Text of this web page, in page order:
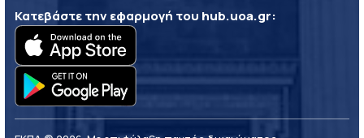
Κατεβάστε την εφαρμογή του hub.uoa.gr: